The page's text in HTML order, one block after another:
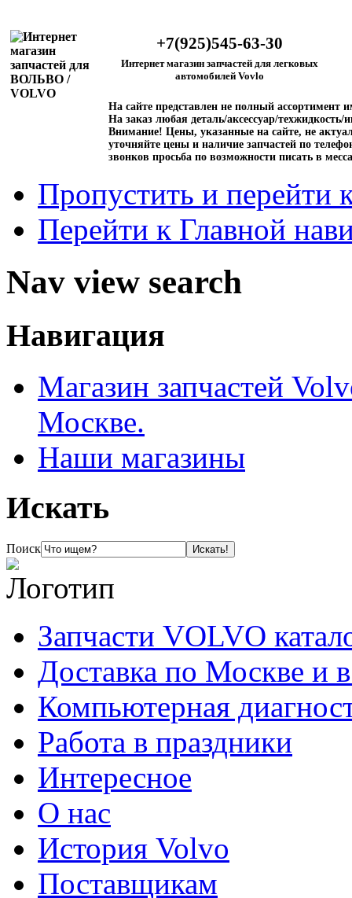
+7(925)545-63-30
Интернет магазин запчастей для легковых
автомобилей Vovlo
На сайте представлен не полный ассортимент
На заказ любая деталь/аксессуар/техжидкость/
Внимание! Цены, указанные на сайте, не
уточняйте цены и наличие запчастей по
звонков просьба по возможности писать в
Пропустить и перейти
Перейти к Главной
Nav view search
Навигация
Магазин запчастей
Москве.
Наши магазины
Искать
Поиск
Запчасти VOLVO
Доставка по Москве и
Компьютерная
Работа в праздники
Интересное
О нас
История Volvo
Поставщикам